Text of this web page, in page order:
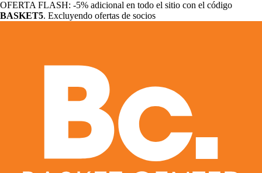
OFERTA FLASH: -5% adicional en todo el sitio con el código
BASKET5. Excluyendo ofertas de socios